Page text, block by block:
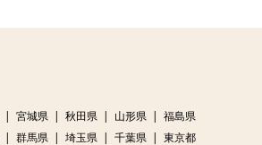
宮城県 秋田県 山形県
福島県
群馬県 埼玉県 千葉県
東京都